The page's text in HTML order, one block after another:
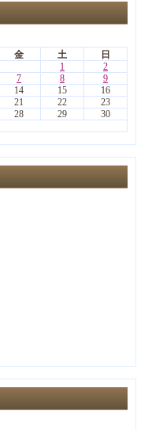
金 土
日
1
2
7 8
9
14 15
16
21 22
23
28 29
30